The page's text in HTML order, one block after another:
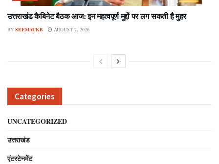
उत्तराखंड कैबिनेट बैठक आज: इन महत्वपूर्ण मुद्दों पर लग सकती है मुहर
BY SEEMAUKB AUGUST 7, 2026
Categories
UNCATEGORIZED
उत्तराखंड
एंटरटेनमेंट